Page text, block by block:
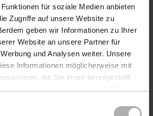
für soziale Medien anbieten
Zugriffe auf unsere Website zu
geben wir Informationen zu Ihrer
Website an unsere Partner für
und Analysen weiter. Unsere
Informationen möglicherweise mit
die Sie ihnen bereitgestellt
Cookies finden Sie unter